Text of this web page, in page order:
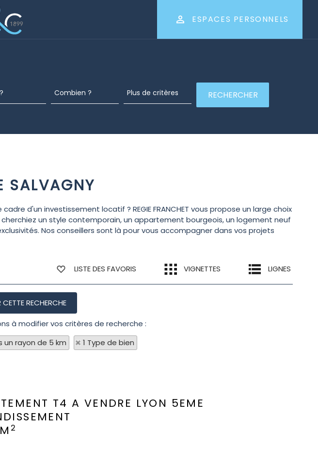
ESPACES PERSONNELS
SALVAGNY
d'un investissement locatif ? REGIE FRANCHET vous propose un large choix
un style contemporain, un appartement bourgeois, un logement neuf
Nos conseillers sont là pour vous accompagner dans vos projets
LISTE DES FAVORIS VIGNETTES LIGNES
à modifier vos critères de recherche :
un rayon de 5 km
1 Type de bien
T4 A VENDRE LYON 5EME
2